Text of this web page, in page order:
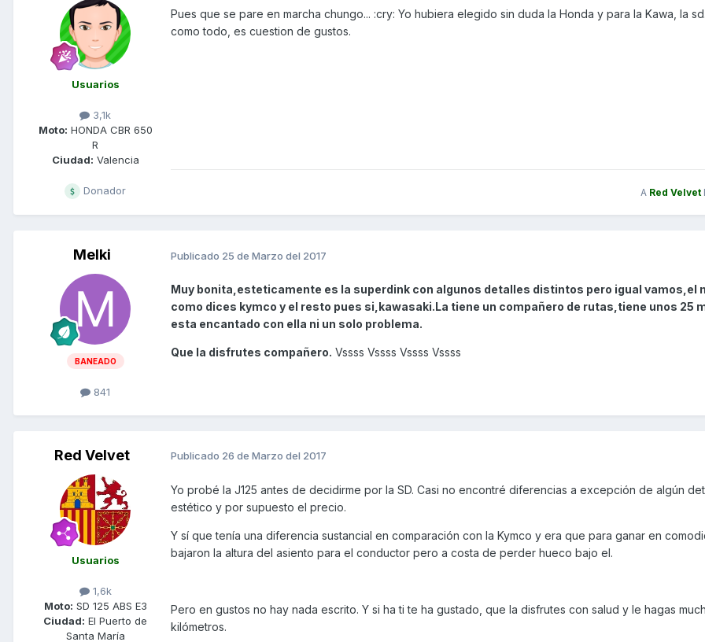
Usuarios
3,1k
Moto: HONDA CBR 650
R
Ciudad: Valencia
Donador
Pues que se pare en marcha chungo... :cry: Yo hubiera elegido sin duda la Honda y para la Kawa, la
como todo, es cuestion de gustos.
A Red Velvet
Melki
BANEADO
841
Publicado 25 de Marzo del 2017
Muy bonita,esteticamente es la superdink con algunos detalles distintos pero igual vamos,el
como dices kymco y el resto pues si,kawasaki.La tiene un compañero de rutas,tiene unos 25
esta encantado con ella ni un solo problema.
Que la disfrutes compañero. Vssss Vssss Vssss Vssss
Red Velvet
Usuarios
1,6k
Moto: SD 125 ABS E3
Ciudad: El Puerto de
Santa María
Publicado 26 de Marzo del 2017
Yo probé la J125 antes de decidirme por la SD. Casi no encontré diferencias a excepción de algún
estético y por supuesto el precio.
Y sí que tenía una diferencia sustancial en comparación con la Kymco y era que para ganar en
bajaron la altura del asiento para el conductor pero a costa de perder hueco bajo el.
Pero en gustos no hay nada escrito. Y si ha ti te ha gustado, que la disfrutes con salud y le hagas
kilómetros.